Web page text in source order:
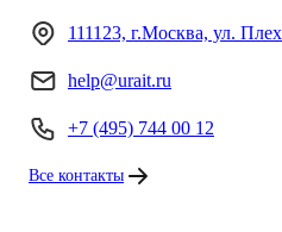
111123, г.Москва, ул.
help@urait.ru
+7 (495) 744 00 12
Все контакты